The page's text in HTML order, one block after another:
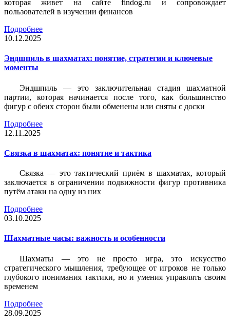
которая живет на сайте findog.ru и сопровождает
пользователей в изучении финансов
Подробнее
10.12.2025
Эндшпиль в шахматах: понятие, стратегии и ключевые
моменты
Эндшпиль — это заключительная стадия шахматной
партии, которая начинается после того, как большинство
фигур с обеих сторон были обменены или сняты с доски
Подробнее
12.11.2025
Связка в шахматах: понятие и тактика
Связка — это тактический приём в шахматах, который
заключается в ограничении подвижности фигур противника
путём атаки на одну из них
Подробнее
03.10.2025
Шахматные часы: важность и особенности
Шахматы — это не просто игра, это искусство
стратегического мышления, требующее от игроков не только
глубокого понимания тактики, но и умения управлять своим
временем
Подробнее
28.09.2025